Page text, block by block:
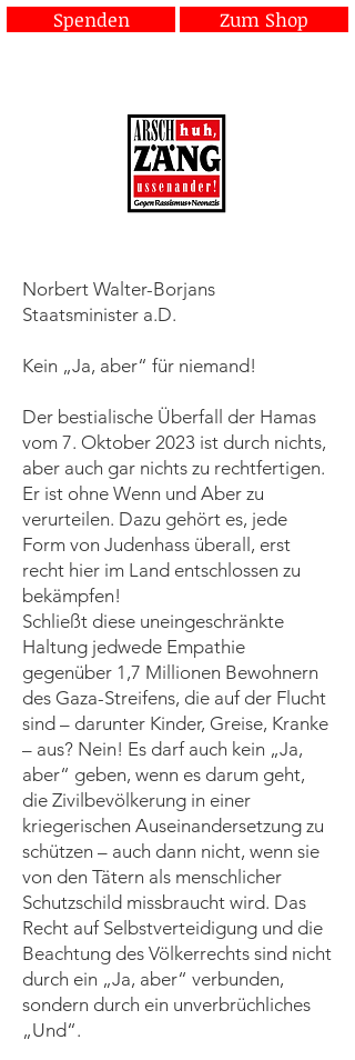
Spenden Zum Shop
Norbert Walter-Borjans
Staatsminister a.D.
Kein „Ja, aber“ für niemand!
Der bestialische Überfall der Hamas
vom 7. Oktober 2023 ist durch nichts,
aber auch gar nichts zu rechtfertigen.
Er ist ohne Wenn und Aber zu
verurteilen. Dazu gehört es, jede
Form von Judenhass überall, erst
recht hier im Land entschlossen zu
bekämpfen!
Schließt diese uneingeschränkte
Haltung jedwede Empathie
gegenüber 1,7 Millionen Bewohnern
des Gaza-Streifens, die auf der Flucht
sind – darunter Kinder, Greise, Kranke
– aus? Nein! Es darf auch kein „Ja,
aber“ geben, wenn es darum geht,
die Zivilbevölkerung in einer
kriegerischen Auseinandersetzung zu
schützen – auch dann nicht, wenn sie
von den Tätern als menschlicher
Schutzschild missbraucht wird. Das
Recht auf Selbstverteidigung und die
Beachtung des Völkerrechts sind nicht
durch ein „Ja, aber“ verbunden,
sondern durch ein unverbrüchliches
„Und“.